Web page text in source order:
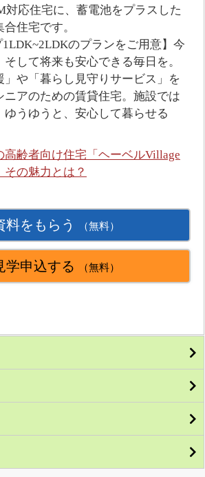
対応住宅に、蓄電池をプラスした
住宅です。
1LDK~2LDKのプランをご用意】今
して将来も安心できる毎日を。
」や「暮らし見守りサービス」を
ニアのための賃貸住宅。施設では
ゆうゆうと、安心して暮らせる
高齢者向け住宅「ヘーベルVillage
その魅力とは？
料をもらう （無料）
学申込する （無料）